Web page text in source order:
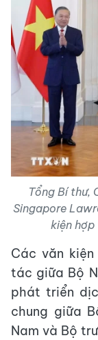
Tổng Bí thư,
Singapore
kiện hợp
Các văn
tác giữa Bộ
phát triển
chung giữa
Nam và Bộ